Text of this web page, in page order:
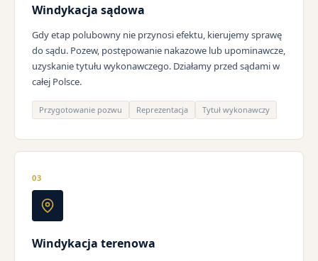
Windykacja sądowa
Gdy etap polubowny nie przynosi efektu, kierujemy sprawę
do sądu. Pozew, postępowanie nakazowe lub upominawcze,
uzyskanie tytułu wykonawczego. Działamy przed sądami w
całej Polsce.
Przygotowanie pozwu Reprezentacja Tytuł wykonawczy
03
Windykacja terenowa